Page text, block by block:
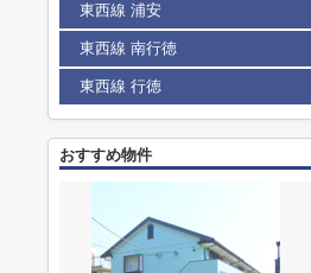
東西線 浦安
東西線 南行徳
東西線 行徳
おすすめ物件